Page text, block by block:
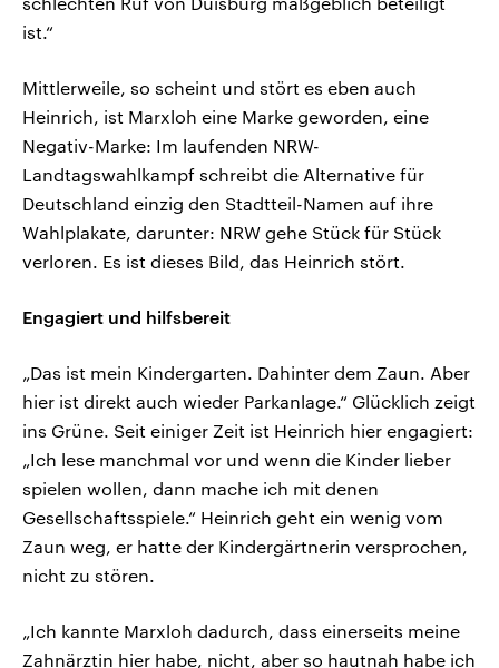
ist.“
Mittlerweile, so scheint und stört es eben auch
Heinrich, ist Marxloh eine Marke geworden, eine
Negativ-Marke: Im laufenden NRW-
Landtagswahlkampf schreibt die Alternative für
Deutschland einzig den Stadtteil-Namen auf ihre
Wahlplakate, darunter: NRW gehe Stück für Stück
verloren. Es ist dieses Bild, das Heinrich stört.
Engagiert und hilfsbereit
„Das ist mein Kindergarten. Dahinter dem Zaun. Aber
hier ist direkt auch wieder Parkanlage.“ Glücklich zeigt
ins Grüne. Seit einiger Zeit ist Heinrich hier engagiert:
„Ich lese manchmal vor und wenn die Kinder lieber
spielen wollen, dann mache ich mit denen
Gesellschaftsspiele.“ Heinrich geht ein wenig vom
Zaun weg, er hatte der Kindergärtnerin versprochen,
nicht zu stören.
„Ich kannte Marxloh dadurch, dass einerseits meine
Zahnärztin hier habe, nicht, aber so hautnah habe ich